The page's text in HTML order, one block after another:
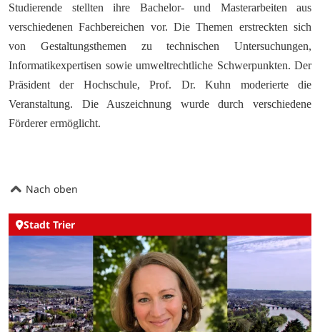
Studierende stellten ihre Bachelor- und Masterarbeiten aus
verschiedenen Fachbereichen vor. Die Themen erstreckten sich
von Gestaltungsthemen zu technischen Untersuchungen,
Informatikexpertisen sowie umweltrechtliche Schwerpunkten. Der
Präsident der Hochschule, Prof. Dr. Kuhn moderierte die
Veranstaltung. Die Auszeichnung wurde durch verschiedene
Förderer ermöglicht.
Nach oben
Stadt Trier